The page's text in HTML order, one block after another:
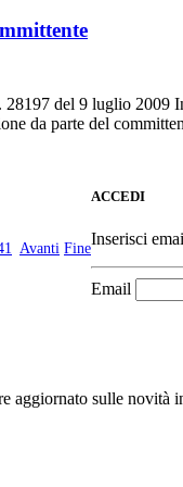
28197 del 9 luglio
da parte del
Avanti Fine
ACCEDI
Inserisci
Email
aggiornato sulle